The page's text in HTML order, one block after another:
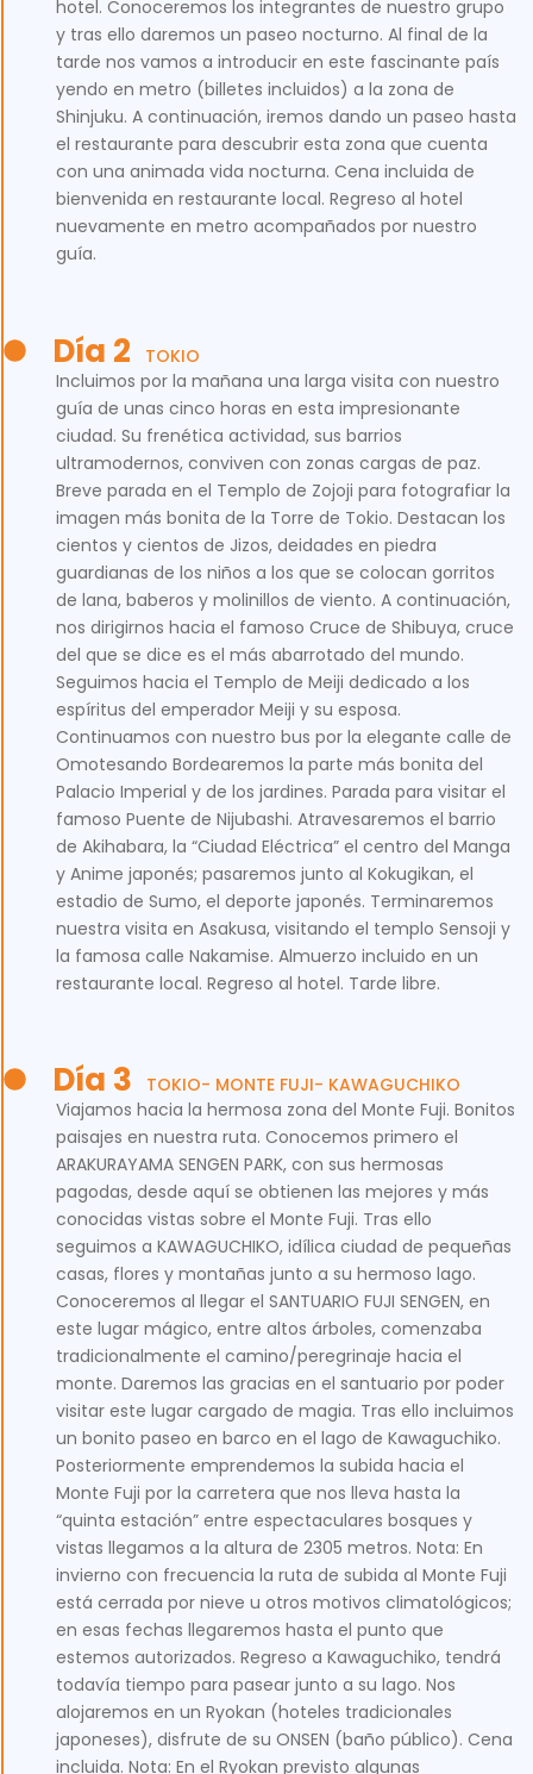
hotel. Conoceremos los integrantes de nuestro grupo
y tras ello daremos un paseo nocturno. Al final de la
tarde nos vamos a introducir en este fascinante país
yendo en metro (billetes incluidos) a la zona de
Shinjuku. A continuación, iremos dando un paseo hasta
el restaurante para descubrir esta zona que cuenta
con una animada vida nocturna. Cena incluida de
bienvenida en restaurante local. Regreso al hotel
nuevamente en metro acompañados por nuestro
guía.
Día 2
TOKIO
Incluimos por la mañana una larga visita con nuestro
guía de unas cinco horas en esta impresionante
ciudad. Su frenética actividad, sus barrios
ultramodernos, conviven con zonas cargas de paz.
Breve parada en el Templo de Zojoji para fotografiar la
imagen más bonita de la Torre de Tokio. Destacan los
cientos y cientos de Jizos, deidades en piedra
guardianas de los niños a los que se colocan gorritos
de lana, baberos y molinillos de viento. A continuación,
nos dirigirnos hacia el famoso Cruce de Shibuya, cruce
del que se dice es el más abarrotado del mundo.
Seguimos hacia el Templo de Meiji dedicado a los
espíritus del emperador Meiji y su esposa.
Continuamos con nuestro bus por la elegante calle de
Omotesando Bordearemos la parte más bonita del
Palacio Imperial y de los jardines. Parada para visitar el
famoso Puente de Nijubashi. Atravesaremos el barrio
de Akihabara, la “Ciudad Eléctrica” el centro del Manga
y Anime japonés; pasaremos junto al Kokugikan, el
estadio de Sumo, el deporte japonés. Terminaremos
nuestra visita en Asakusa, visitando el templo Sensoji y
la famosa calle Nakamise. Almuerzo incluido en un
restaurante local. Regreso al hotel. Tarde libre.
Día 3
TOKIO- MONTE FUJI- KAWAGUCHIKO
Viajamos hacia la hermosa zona del Monte Fuji. Bonitos
paisajes en nuestra ruta. Conocemos primero el
ARAKURAYAMA SENGEN PARK, con sus hermosas
pagodas, desde aquí se obtienen las mejores y más
conocidas vistas sobre el Monte Fuji. Tras ello
seguimos a KAWAGUCHIKO, idílica ciudad de pequeñas
casas, flores y montañas junto a su hermoso lago.
Conoceremos al llegar el SANTUARIO FUJI SENGEN, en
este lugar mágico, entre altos árboles, comenzaba
tradicionalmente el camino/peregrinaje hacia el
monte. Daremos las gracias en el santuario por poder
visitar este lugar cargado de magia. Tras ello incluimos
un bonito paseo en barco en el lago de Kawaguchiko.
Posteriormente emprendemos la subida hacia el
Monte Fuji por la carretera que nos lleva hasta la
“quinta estación” entre espectaculares bosques y
vistas llegamos a la altura de 2305 metros. Nota: En
invierno con frecuencia la ruta de subida al Monte Fuji
está cerrada por nieve u otros motivos climatológicos;
en esas fechas llegaremos hasta el punto que
estemos autorizados. Regreso a Kawaguchiko, tendrá
todavía tiempo para pasear junto a su lago. Nos
alojaremos en un Ryokan (hoteles tradicionales
japoneses), disfrute de su ONSEN (baño público). Cena
incluida. Nota: En el Ryokan previsto algunas